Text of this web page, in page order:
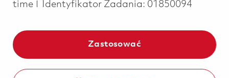
time
Identyfikator Zadania: 01850094
Zastosować